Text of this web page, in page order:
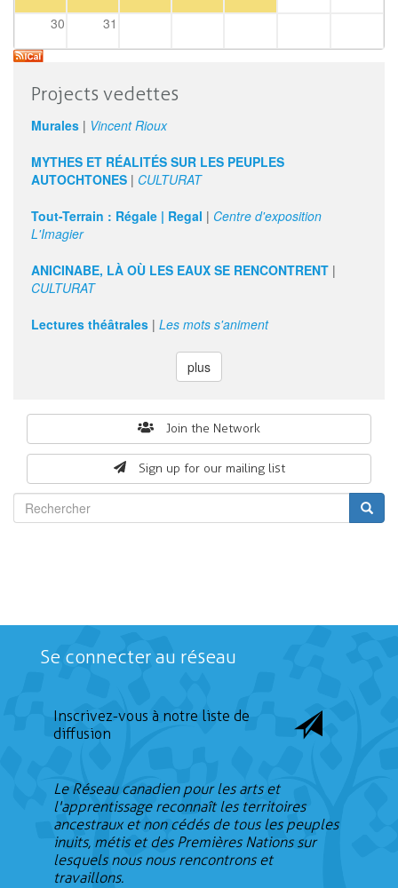
30
31
Projects vedettes
Murales | Vincent Rioux
MYTHES ET RÉALITÉS SUR LES PEUPLES
AUTOCHTONES | CULTURAT
Tout-Terrain : Régale | Regal | Centre d'exposition
L'Imagier
ANICINABE, LÀ OÙ LES EAUX SE RENCONTRENT |
CULTURAT
Lectures théâtrales | Les mots s'animent
plus
Join the Network
Sign up for our mailing list
form
Se connecter au réseau
Inscrivez-vous à notre liste de
diffusion
Le Réseau canadien pour les arts et
l'apprentissage reconnaît les territoires
ancestraux et non cédés de tous les peuples
inuits, métis et des Premières Nations sur
lesquels nous nous rencontrons et
travaillons.